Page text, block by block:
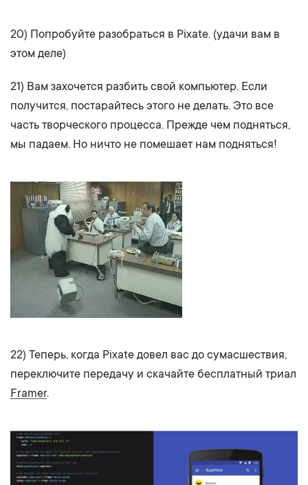
20) Попробуйте разобраться в Pixate. (удачи вам в
этом деле)
21) Вам захочется разбить свой компьютер. Если
получится, постарайтесь этого не делать. Это все
часть творческого процесса. Прежде чем подняться,
мы падаем. Но ничто не помешает нам подняться!
22) Теперь, когда Pixate довел вас до сумасшествия,
переключите передачу и скачайте бесплатный триал
Framer.